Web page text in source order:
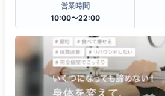
営業時間
10:00〜22:00